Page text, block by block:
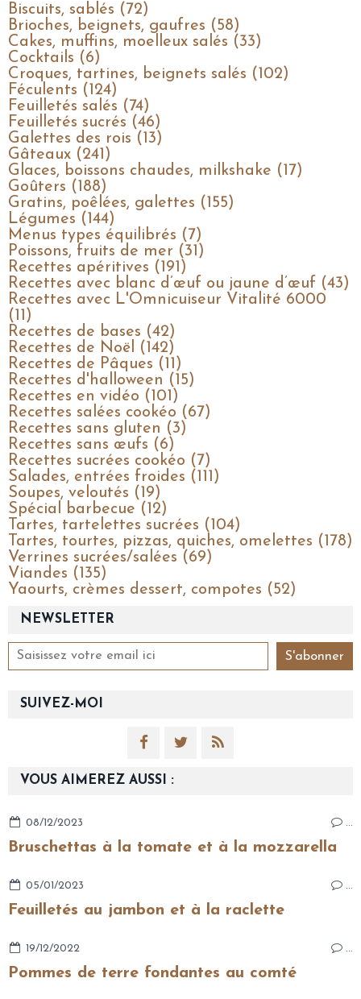
NEWSLETTER
SUIVEZ-MOI
VOUS AIMEREZ AUSSI :
08/12/2023 …
Bruschettas à la tomate et à la mozzarella
05/01/2023 …
Feuilletés au jambon et à la raclette
19/12/2022 …
Pommes de terre fondantes au comté
Biscuits, sablés (72)
Brioches, beignets, gaufres (58)
Cakes, muffins, moelleux salés (33)
Cocktails (6)
Croques, tartines, beignets salés (102)
Féculents (124)
Feuilletés salés (74)
Feuilletés sucrés (46)
Galettes des rois (13)
Gâteaux (241)
Glaces, boissons chaudes, milkshake (17)
Goûters (188)
Gratins, poêlées, galettes (155)
Légumes (144)
Menus types équilibrés (7)
Poissons, fruits de mer (31)
Recettes apéritives (191)
Recettes avec blanc d’œuf ou jaune d’œuf (43)
Recettes avec L'Omnicuiseur Vitalité 6000
(11)
Recettes de bases (42)
Recettes de Noël (142)
Recettes de Pâques (11)
Recettes d'halloween (15)
Recettes en vidéo (101)
Recettes salées cookéo (67)
Recettes sans gluten (3)
Recettes sans œufs (6)
Recettes sucrées cookéo (7)
Salades, entrées froides (111)
Soupes, veloutés (19)
Spécial barbecue (12)
Tartes, tartelettes sucrées (104)
Tartes, tourtes, pizzas, quiches, omelettes (178)
Verrines sucrées/salées (69)
Viandes (135)
Yaourts, crèmes dessert, compotes (52)